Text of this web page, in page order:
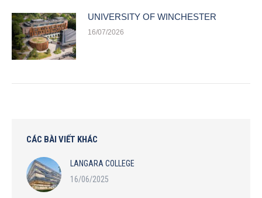
UNIVERSITY OF WINCHESTER
16/07/2026
CÁC BÀI VIẾT KHÁC
LANGARA COLLEGE
16/06/2025